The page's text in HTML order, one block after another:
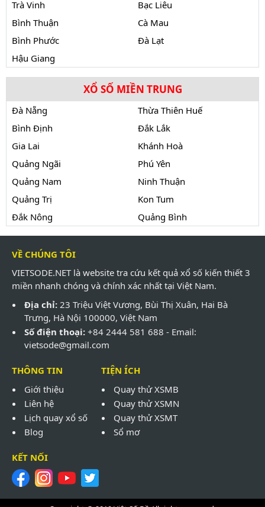
Trà Vinh
Bạc Liêu
Bình Thuận
Cà Mau
Bình Phước
Đà Lạt
Hậu Giang
XỔ SỐ MIỀN TRUNG
Đà Nẵng
Thừa Thiên Huế
Bình Định
Đắk Lắk
Gia Lai
Khánh Hoà
Quảng Ngãi
Phú Yên
Quảng Nam
Ninh Thuận
Quảng Trị
Kon Tum
Đắk Nông
Quảng Bình
VỀ CHÚNG TÔI
VIETSODE.NET là website tra cứu kết quả xổ số kiến thiết 3
miền nhanh chóng và chính xác nhất tại Việt Nam.
Địa chỉ: 23 Triệu Việt Vương, Bùi Thị Xuân, Hai Bà
Trưng, Hà Nội 100000, Việt Nam
Số điện thoại: +84 2444 581 688 - Email:
vietsode@gmail.com
THÔNG TIN
Giới thiệu
Liên hệ
Lịch quay xổ số
Blog
TIỆN ÍCH
Quay thử XSMB
Quay thử XSMN
Quay thử XSMT
Sổ mơ
KẾT NỐI